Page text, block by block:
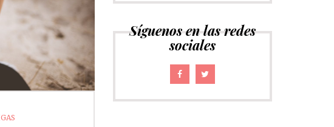
Síguenos en las redes
sociales